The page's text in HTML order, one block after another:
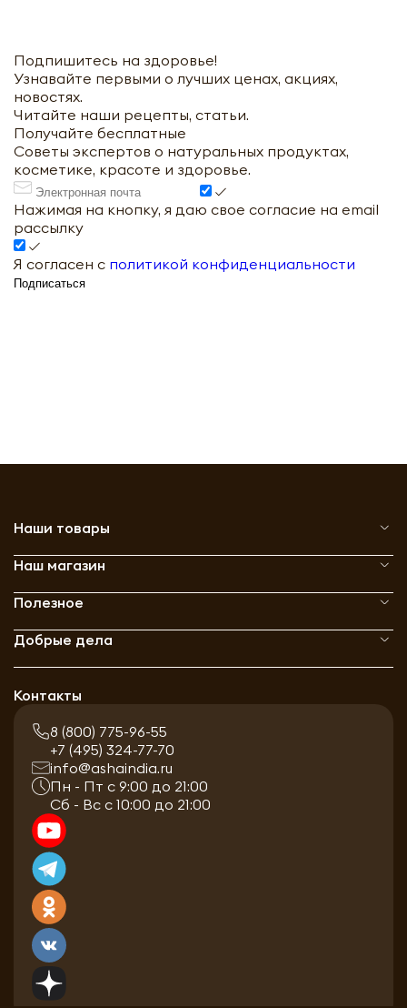
Подпишитесь на здоровье!
Узнавайте первыми о лучших ценах, акциях,
новостях.
Читайте наши рецепты, статьи.
Получайте бесплатные
Советы экспертов о натуральных продуктах,
косметике, красоте и здоровье.
Нажимая на кнопку, я даю свое согласие на email
рассылку
Я согласен с политикой конфиденциальности
Подписаться
Наши товары
Наш магазин
Полезное
Добрые дела
Контакты
8 (800) 775-96-55
+7 (495) 324-77-70
info@ashaindia.ru
Пн - Пт с 9:00 до 21:00
Сб - Вс с 10:00 до 21:00